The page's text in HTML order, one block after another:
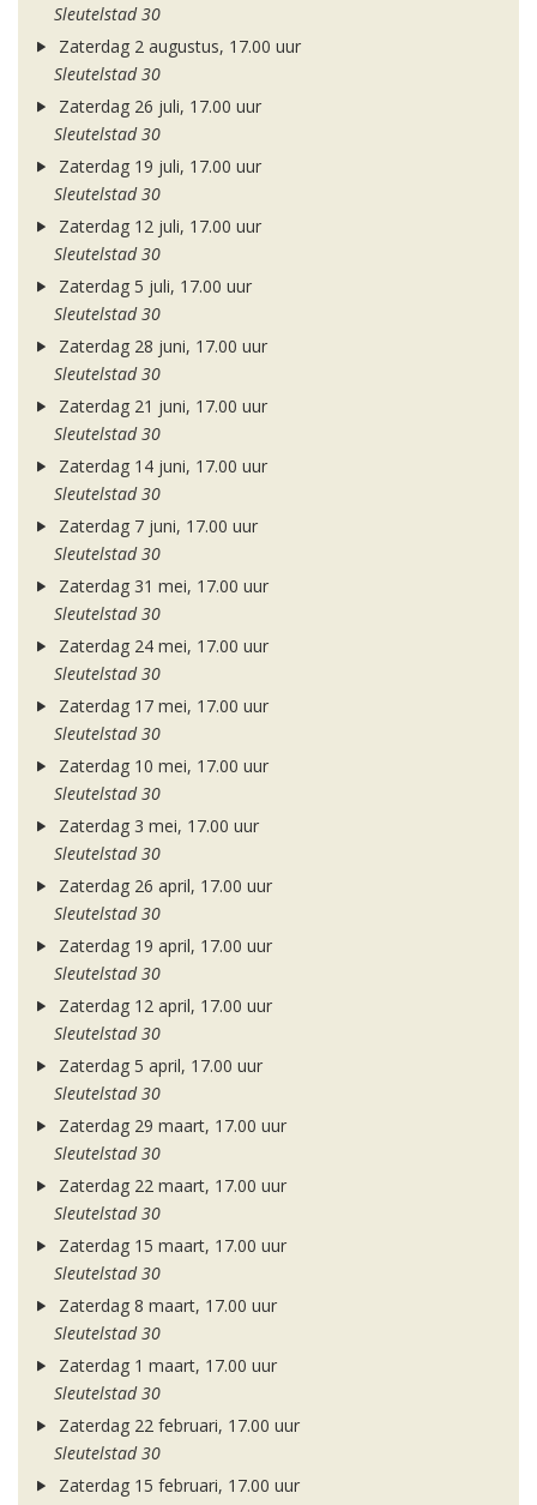
Sleutelstad 30
Zaterdag 2 augustus, 17.00 uur
Sleutelstad 30
Zaterdag 26 juli, 17.00 uur
Sleutelstad 30
Zaterdag 19 juli, 17.00 uur
Sleutelstad 30
Zaterdag 12 juli, 17.00 uur
Sleutelstad 30
Zaterdag 5 juli, 17.00 uur
Sleutelstad 30
Zaterdag 28 juni, 17.00 uur
Sleutelstad 30
Zaterdag 21 juni, 17.00 uur
Sleutelstad 30
Zaterdag 14 juni, 17.00 uur
Sleutelstad 30
Zaterdag 7 juni, 17.00 uur
Sleutelstad 30
Zaterdag 31 mei, 17.00 uur
Sleutelstad 30
Zaterdag 24 mei, 17.00 uur
Sleutelstad 30
Zaterdag 17 mei, 17.00 uur
Sleutelstad 30
Zaterdag 10 mei, 17.00 uur
Sleutelstad 30
Zaterdag 3 mei, 17.00 uur
Sleutelstad 30
Zaterdag 26 april, 17.00 uur
Sleutelstad 30
Zaterdag 19 april, 17.00 uur
Sleutelstad 30
Zaterdag 12 april, 17.00 uur
Sleutelstad 30
Zaterdag 5 april, 17.00 uur
Sleutelstad 30
Zaterdag 29 maart, 17.00 uur
Sleutelstad 30
Zaterdag 22 maart, 17.00 uur
Sleutelstad 30
Zaterdag 15 maart, 17.00 uur
Sleutelstad 30
Zaterdag 8 maart, 17.00 uur
Sleutelstad 30
Zaterdag 1 maart, 17.00 uur
Sleutelstad 30
Zaterdag 22 februari, 17.00 uur
Sleutelstad 30
Zaterdag 15 februari, 17.00 uur